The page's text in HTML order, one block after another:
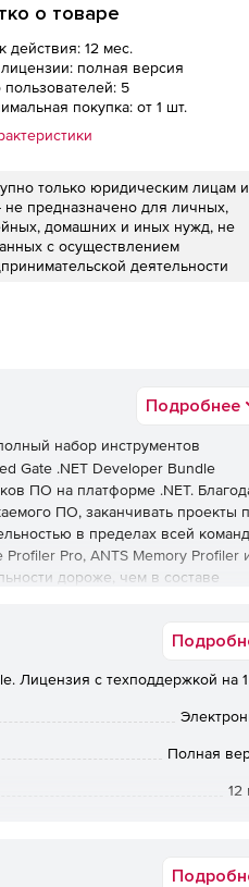
о товаре
действия: 12 мес.
полная версия
пользователей: 5
покупка: от 1 шт.
только юридическим лицам и
предназначено для личных,
домашних и иных нужд, не
с осуществлением
деятельности
Подробнее
набор инструментов
Gate .NET Developer Bundle
ПО на платформе .NET.
ПО, заканчивать проекты
в пределах всей
Profiler Pro, ANTS Memory Profiler
дороже, чем в составе
оптимального
избавляться от багов за
включая HTTP-запросы, .NET-
в .NET-приложениях. Модуль
Лицензия с техподдержкой на 1
Полная
12